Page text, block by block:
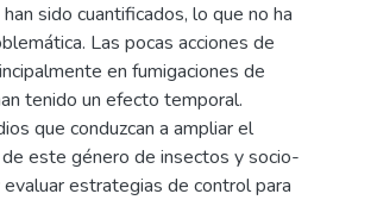
sido cuantificados, lo que no ha
Las pocas acciones de
en fumigaciones de
tenido un efecto temporal.
que conduzcan a ampliar el
este género de insectos y socio-
estrategias de control para